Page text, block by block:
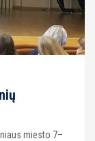
miesto 7–